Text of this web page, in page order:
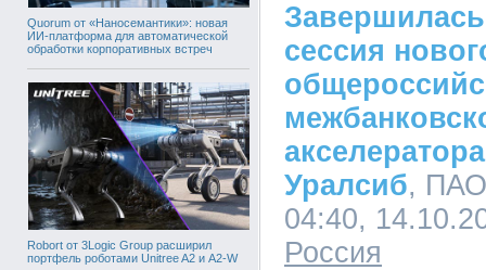
Quorum от «Наносемантики»: новая
ИИ-платформа для автоматической
обработки корпоративных встреч
Robort от 3Logic Group расширил
портфель роботами Unitree A2 и A2-W
сессия
Уралсиб, ПАО
04:40,
Россия